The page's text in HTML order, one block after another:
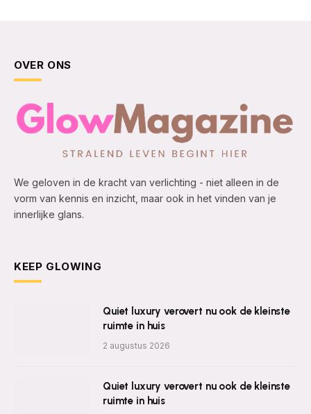
OVER ONS
We geloven in de kracht van verlichting - niet alleen in de
vorm van kennis en inzicht, maar ook in het vinden van je
innerlijke glans.
KEEP GLOWING
Quiet luxury verovert nu ook de kleinste
ruimte in huis
2 augustus 2026
Quiet luxury verovert nu ook de kleinste
ruimte in huis